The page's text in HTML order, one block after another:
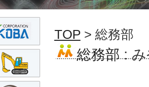
TOP > 総務部
総務部 :